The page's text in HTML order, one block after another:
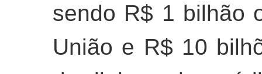
sendo R$ 1 bilhão
União e R$ 10